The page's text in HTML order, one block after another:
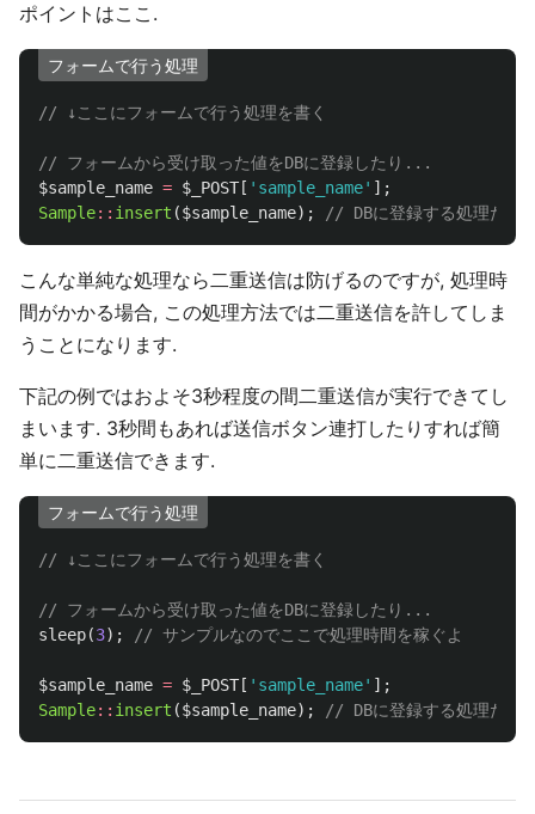
ポイントはここ.
フォームで行う処理
// ↓ここにフォームで行う処理を書く
// フォームから受け取った値をDBに登録したり...
$sample_name = $_POST [ 'sample_name' ];
Sample:: insert ($sample_name); // DBに登録する処理だと
こんな単純な処理なら二重送信は防げるのですが, 処理時
間がかかる場合, この処理方法では二重送信を許してしま
うことになります.
下記の例ではおよそ3秒程度の間二重送信が実行できてし
まいます. 3秒間もあれば送信ボタン連打したりすれば簡
単に二重送信できます.
フォームで行う処理
// ↓ここにフォームで行う処理を書く
// フォームから受け取った値をDBに登録したり...
sleep(3); // サンプルなのでここで処理時間を稼ぐよ
$sample_name = $_POST [ 'sample_name' ];
Sample:: insert ($sample_name); // DBに登録する処理だと